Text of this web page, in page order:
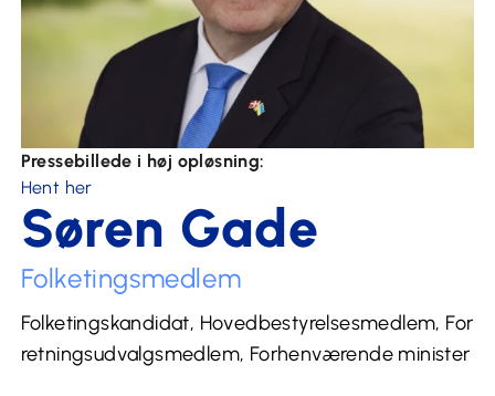
Søren Gade
Folketingsmedlem
Folketingskandidat, Hovedbestyrelsesmedlem, For
retningsudvalgsmedlem, Forhenværende minister
Pressebillede i høj opløsning:
Hent her